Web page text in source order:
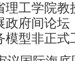
工学院教
府间论坛
型非正